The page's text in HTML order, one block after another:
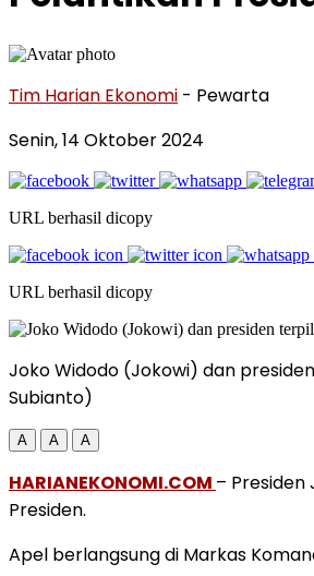
Tim Harian Ekonomi - Pewarta
Senin, 14 Oktober 2024
URL berhasil dicopy
URL berhasil dicopy
Joko Widodo (Jokowi) dan
Subianto)
A A A
HARIANEKONOMI.COM –
Presiden.
Apel berlangsung di Markas